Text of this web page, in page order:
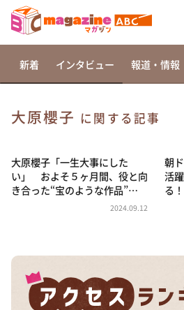
相席食堂
これ余談なんですけど・・・
～人生密着トークバラエティ
河合＆A.B.C-Z塚田×福井アナ
（news おかえり）
新着 インタビュー 報道・情報
大原櫻子 に関する記事
大原櫻子「一生大事にした
い」 およそ５ヶ月間、役と向
き合った“宝のような作品”…
2024.09.12
朝
活
る